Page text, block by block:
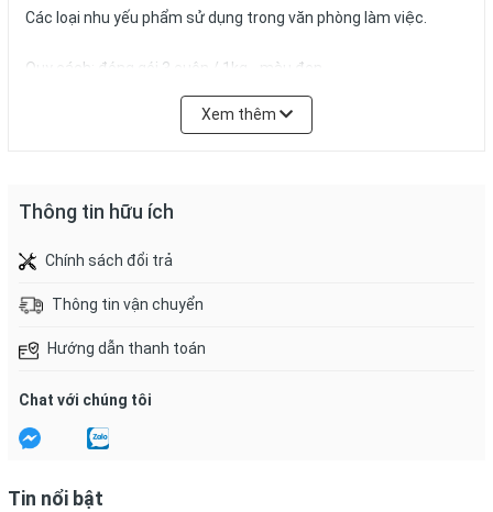
Các loại nhu yếu phẩm sử dụng trong văn phòng làm việc.
Quy cách: đóng gói 3 cuộn / 1kg - màu đen.
Đại: 64x78.
Xuất xứ: Việt Nam.
Xem thêm
Thông tin hữu ích
Chính sách đổi trả
Thông tin vận chuyển
Hướng dẫn thanh toán
Chat với chúng tôi
Tin nổi bật